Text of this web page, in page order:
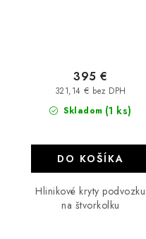
Skladom (1 ks)
321,14 € bez DPH
395 €
DO KOŠÍKA
Hlinikové kryty podvozku
na štvorkolku